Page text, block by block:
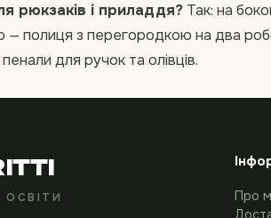
рюкзаків і приладдя? Так: на
— полиця з перегородкою на два
для ручок та олівців.
ОСВІТИ
Про